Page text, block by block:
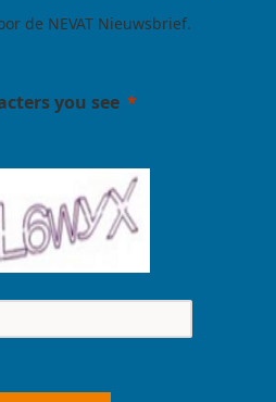
de NEVAT Nieuwsbrief.
you see